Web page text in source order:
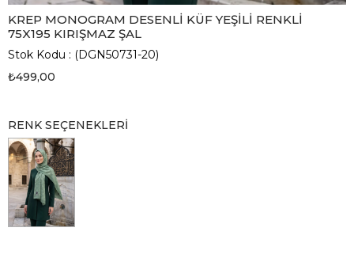
KREP MONOGRAM DESENLİ KÜF YEŞİLİ RENKLİ
75X195 KIRIŞMAZ ŞAL
Stok Kodu
(DGN50731-20)
₺499,00
RENK SEÇENEKLERI